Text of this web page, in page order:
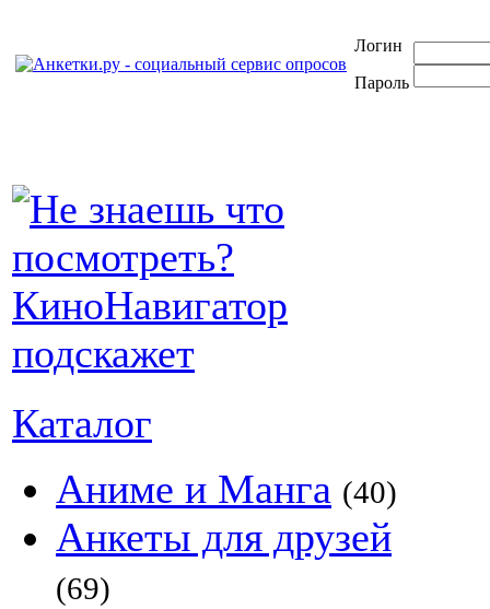
Логин
Пароль
Каталог
Аниме и Манга (40)
Анкеты для друзей
(69)